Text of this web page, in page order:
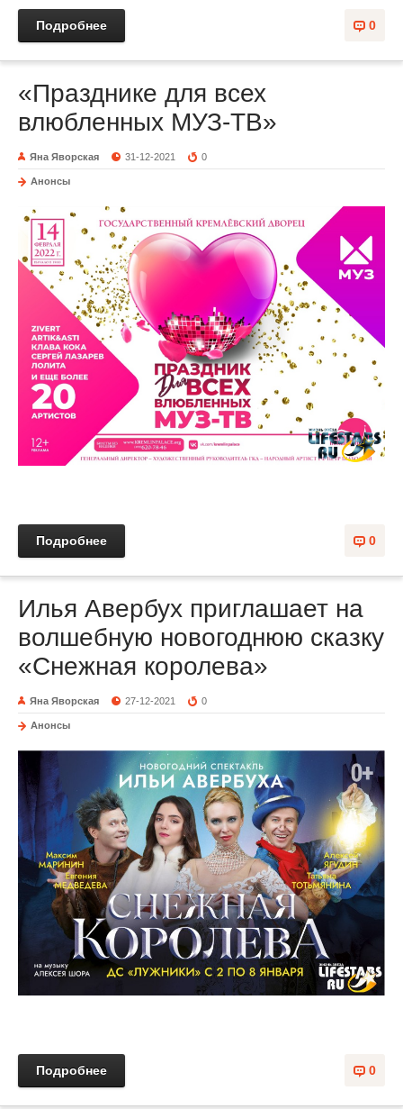
0
Подробнее
«Празднике для всех
влюбленных МУЗ-ТВ»
Яна Яворская 31-12-2021 0
Анонсы
0
Подробнее
Илья Авербух приглашает на
волшебную новогоднюю сказку
«Снежная королева»
Яна Яворская 27-12-2021 0
Анонсы
0
Подробнее